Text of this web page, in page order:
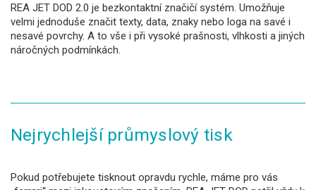
REA JET DOD 2.0 je bezkontaktní značičí systém. Umožňuje
velmi jednoduše značit texty, data, znaky nebo loga na savé i
nesavé povrchy. A to vše i při vysoké prašnosti, vlhkosti a jiných
náročných podmínkách.
Nejrychlejší průmyslový tisk
Pokud potřebujete tisknout opravdu rychle, máme pro vás